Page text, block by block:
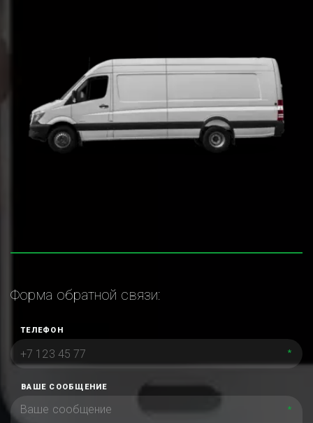
Форма обратной связи:
ТЕЛЕФОН
*
ВАШЕ СООБЩЕНИЕ
*